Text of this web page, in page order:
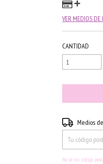
VER MEDIOS DE
CANTIDAD
Entregas para el
Medios
No sé mi código